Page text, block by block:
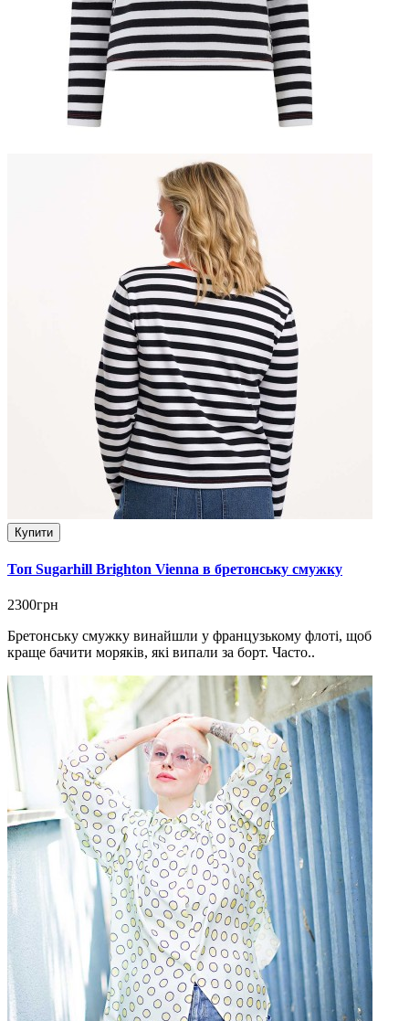
Купити
Топ Sugarhill Brighton Vienna в бретонську смужку
2300грн
Бретонську смужку винайшли у французькому флоті, щоб
краще бачити моряків, які випали за борт. Часто..